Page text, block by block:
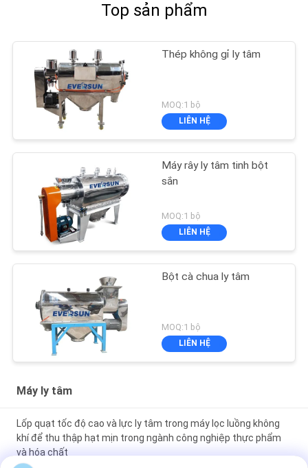
Top sản phẩm
Thép không gỉ ly tâm
MOQ:1 bộ
LIÊN HỆ
Máy rây ly tâm tinh bột
sắn
MOQ:1 bộ
LIÊN HỆ
Bột cà chua ly tâm
MOQ:1 bộ
LIÊN HỆ
Máy ly tâm
Lốp quạt tốc độ cao và lực ly tâm trong máy lọc luồng không
khí để thu thập hạt mịn trong ngành công nghiệp thực phẩm
và hóa chất